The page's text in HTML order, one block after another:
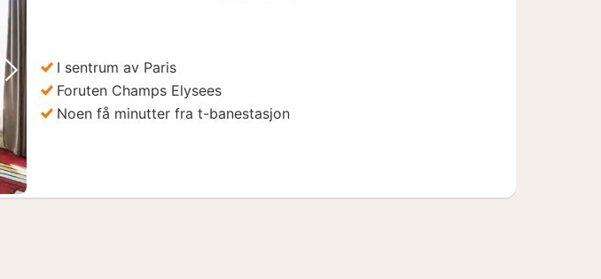
Neste bilde
I sentrum av Paris
Foruten Champs Elysees
Noen få minutter fra t-banestasjon